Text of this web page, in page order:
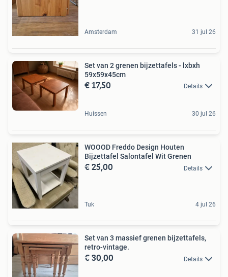
Amsterdam 31 jul 26
Set van 2 grenen bijzettafels - lxbxh
59x59x45cm
€ 17,50 Details
Huissen 30 jul 26
WOOOD Freddo Design Houten
Bijzettafel Salontafel Wit Grenen
€ 25,00 Details
Tuk 4 jul 26
Set van 3 massief grenen bijzettafels,
retro-vintage.
€ 30,00 Details